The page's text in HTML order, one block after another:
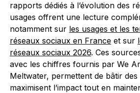
rapports dédiés à l’évolution des
usages offrent une lecture
notamment sur les usages et les
réseaux sociaux en France et sur
réseaux sociaux 2026. Ces
avec les chiffres fournis par We
Meltwater, permettent de bâtir des
maximisent l’impact tout en